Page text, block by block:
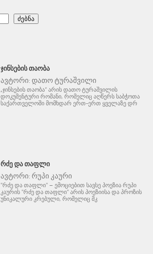
ძებნა
ᲯᲘᲜᲡᲔᲑᲘᲡ ᲗᲐᲝᲑᲐ
ავტორი: დათო ტურაშვილი
„ჯინსების თაობა“ არის დათო ტურაშვილის
დოკუმენტური რომანი, რომელიც აღწერს საბჭოთა
საქართველოში მომხდარ ერთ-ერთ ყველაზე დრ
ᲠᲫᲔ ᲓᲐ ᲗᲐᲤᲚᲘ
ავტორი: რუპი კაური
"რძე და თაფლი" – ემოციებით სავსე პოეზია რუპი
კაურის "რძე და თაფლი" არის პოეზიისა და პროზის
უნიკალური კრებული, რომელიც მკ